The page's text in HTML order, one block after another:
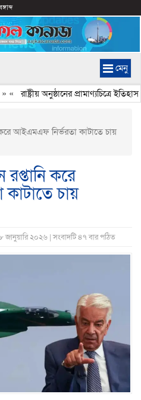
মেনু
রাষ্ট্রীয় অনুষ্ঠানের প্রামাণ্যচিত্রে
আইএমএফ নির্ভরতা কাটাতে চায়
করে
চায়
২০২৬ | সংবাদটি ৪৭ বার পঠিত